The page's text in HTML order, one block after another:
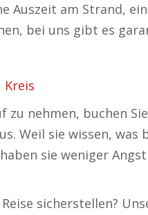
Auszeit am Strand,
bei uns gibt es
Kreis
nehmen, buchen
Weil sie wissen, was
sie weniger
sicherstellen?